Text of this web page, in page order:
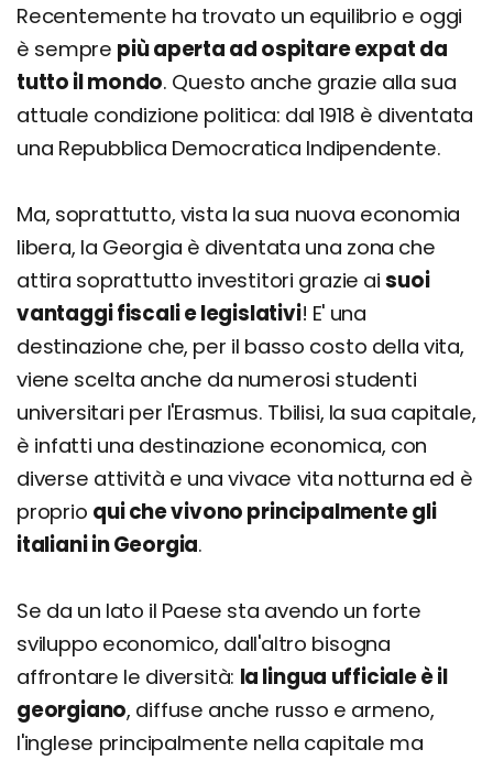
Recentemente ha trovato un equilibrio e oggi
è sempre più aperta ad ospitare expat da
tutto il mondo. Questo anche grazie alla sua
attuale condizione politica: dal 1918 è diventata
una Repubblica Democratica Indipendente.
Ma, soprattutto, vista la sua nuova economia
libera, la Georgia è diventata una zona che
attira soprattutto investitori grazie aisuoi
vantaggi fiscali e legislativi! E' una
destinazione che, per il basso costo della vita,
viene scelta anche da numerosi studenti
universitari per l'Erasmus. Tbilisi, la sua capitale,
è infatti una destinazione economica, con
diverse attività e una vivace vita notturna ed è
proprio qui che vivono principalmente gli
italiani in Georgia.
Se da un lato il Paese sta avendo un forte
sviluppo economico, dall'altro bisogna
affrontare le diversità: la lingua ufficiale è il
georgiano, diffuse anche russo e armeno,
l'inglese principalmente nella capitale ma